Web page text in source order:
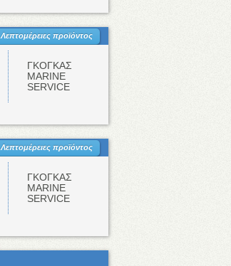
Λεπτομέρειες προϊόντος
ΓΚΟΓΚΑΣ
ΜΑRINE
SERVICE
Λεπτομέρειες προϊόντος
ΓΚΟΓΚΑΣ
ΜΑRINE
SERVICE